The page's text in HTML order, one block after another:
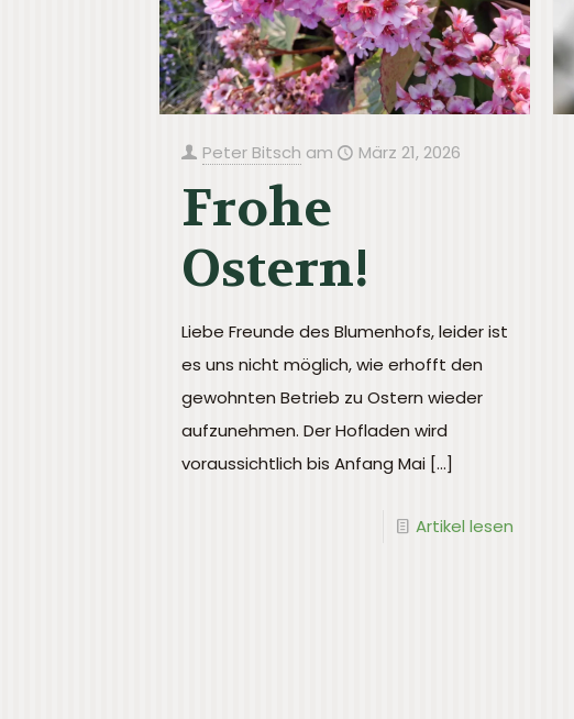
Peter Bitsch am März 21, 2026
Frohe
Ostern!
Liebe Freunde des Blumenhofs, leider ist
es uns nicht möglich, wie erhofft den
gewohnten Betrieb zu Ostern wieder
aufzunehmen. Der Hofladen wird
voraussichtlich bis Anfang Mai[…]
Artikel lesen